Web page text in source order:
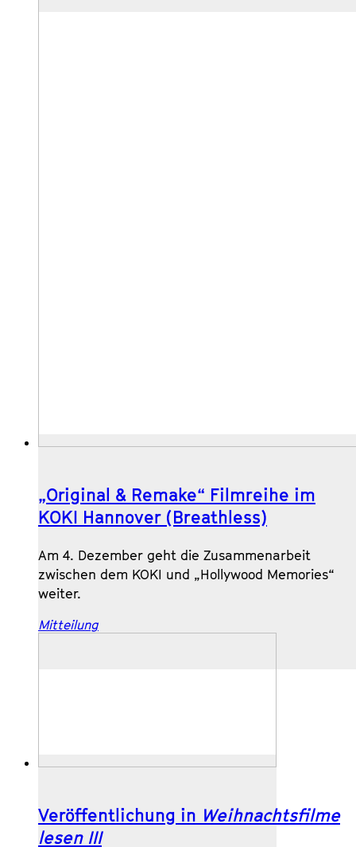
„Original & Remake“ Filmreihe im
KOKI Hannover (Breathless)
Am 4. Dezember geht die Zusammenarbeit
zwischen dem KOKI und „Hollywood Memories“
weiter.
Mitteilung
Veröffentlichung in Weihnachtsfilme
lesen III